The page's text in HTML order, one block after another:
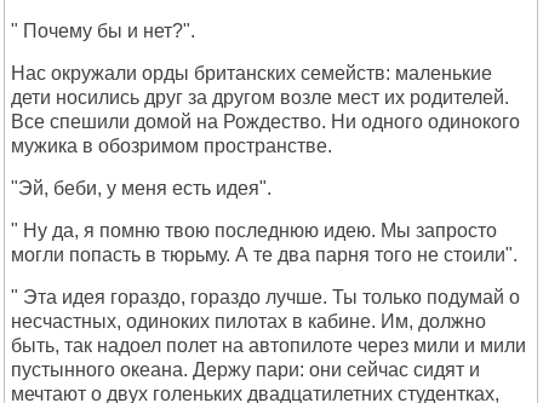
" Почему бы и нет?".
Нас окружали орды британских семейств: маленькие
дети носились друг за другом возле мест их родителей.
Все спешили домой на Рождество. Ни одного одинокого
мужика в обозримом пространстве.
"Эй, беби, у меня есть идея".
" Ну да, я помню твою последнюю идею. Мы запросто
могли попасть в тюрьму. А те два парня того не стоили".
" Эта идея гораздо, гораздо лучше. Ты только подумай о
несчастных, одиноких пилотах в кабине. Им, должно
быть, так надоел полет на автопилоте через мили и мили
пустынного океана. Держу пари: они сейчас сидят и
мечтают о двух голеньких двадцатилетних студентках,